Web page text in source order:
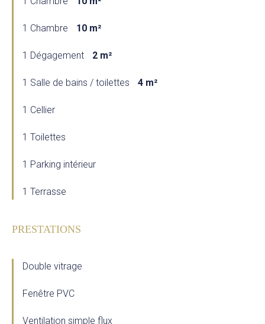
1 Chambre 10 m²
1 Dégagement 2 m²
1 Salle de bains / toilettes 4 m²
1 Cellier
1 Toilettes
1 Parking intérieur
1 Terrasse
PRESTATIONS
Double vitrage
Fenêtre PVC
Ventilation simple flux